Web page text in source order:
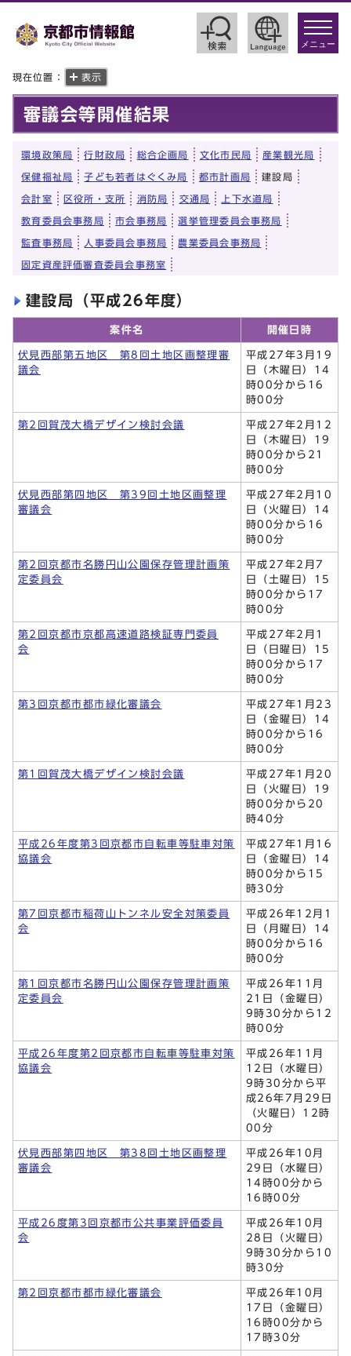
toggle
メニュー
現在位置： 表示
審議会等開催結果
環境政策局 行財政局 総合企画局 文化市民局 産業観光局
保健福祉局 子ども若者はぐくみ局 都市計画局 建設局
会計室 区役所・支所 消防局 交通局 上下水道局
教育委員会事務局 市会事務局 選挙管理委員会事務局
監査事務局 人事委員会事務局 農業委員会事務局
固定資産評価審査委員会事務室
建設局（平成26年度）
案件名 開催日時
伏見西部第五地区 第8回土地区画整理審
議会
平成27年3月19
日（木曜日）14
時00分から16
時00分
第2回賀茂大橋デザイン検討会議
平成27年2月12
日（木曜日）19
時00分から21
時00分
伏見西部第四地区 第39回土地区画整理
審議会
平成27年2月10
日（火曜日）14
時00分から16
時00分
第2回京都市名勝円山公園保存管理計画策
定委員会
平成27年2月7
日（土曜日）15
時00分から17
時00分
第2回京都市京都高速道路検証専門委員
会
平成27年2月1
日（日曜日）15
時00分から17
時00分
第3回京都市都市緑化審議会
平成27年1月23
日（金曜日）14
時00分から16
時00分
第1回賀茂大橋デザイン検討会議
平成27年1月20
日（火曜日）19
時00分から20
時40分
平成26年度第3回京都市自転車等駐車対策
協議会
平成27年1月16
日（金曜日）14
時00分から15
時30分
第7回京都市稲荷山トンネル安全対策委員
会
平成26年12月1
日（月曜日）14
時00分から16
時00分
第1回京都市名勝円山公園保存管理計画策
定委員会
平成26年11月
21日（金曜日）
9時30分から12
時00分
平成26年度第2回京都市自転車等駐車対策
協議会
平成26年11月
12日（水曜日）
9時30分から平
成26年7月29日
（火曜日）12時
00分
伏見西部第四地区 第38回土地区画整理
審議会
平成26年10月
29日（水曜日）
14時00分から
16時00分
平成26度第3回京都市公共事業評価委員
会
平成26年10月
28日（火曜日）
9時30分から10
時30分
第2回京都市都市緑化審議会
平成26年10月
17日（金曜日）
16時00分から
17時30分